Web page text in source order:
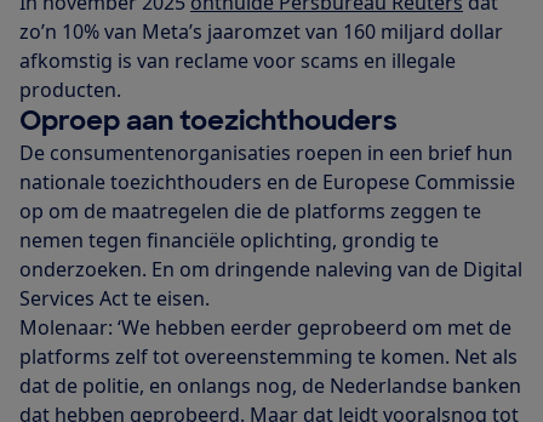
zo’n 10% van Meta’s jaaromzet van 160 miljard dollar
afkomstig is van reclame voor scams en illegale
producten.
Oproep aan toezichthouders
De consumentenorganisaties roepen in een brief hun
nationale toezichthouders en de Europese Commissie
op om de maatregelen die de platforms zeggen te
nemen tegen financiële oplichting, grondig te
onderzoeken. En om dringende naleving van de Digital
Services Act te eisen.
Molenaar: ‘We hebben eerder geprobeerd om met de
platforms zelf tot overeenstemming te komen. Net als
dat de politie, en onlangs nog, de Nederlandse banken
dat hebben geprobeerd. Maar dat leidt vooralsnog tot